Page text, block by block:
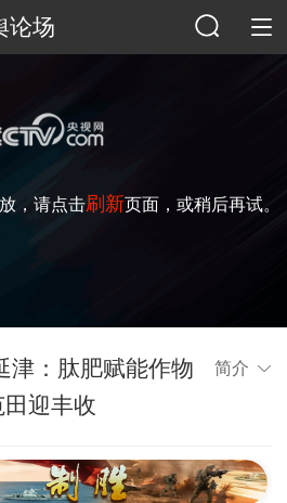
论场
，请点击刷新页面，或稍后再试。
津：肽肥赋能作物
迎丰收
简介